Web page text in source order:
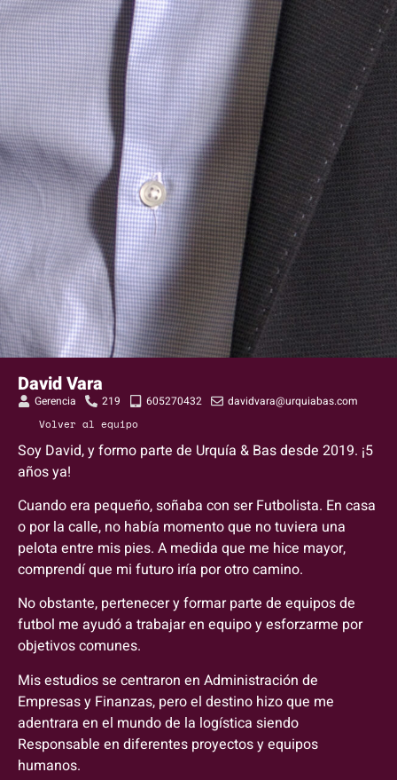
David Vara
Gerencia 219 605270432 davidvara@urquiabas.com
Volver al equipo
Soy David, y formo parte de Urquía & Bas desde 2019. ¡5
años ya!
Cuando era pequeño, soñaba con ser Futbolista. En casa
o por la calle, no había momento que no tuviera una
pelota entre mis pies. A medida que me hice mayor,
comprendí que mi futuro iría por otro camino.
No obstante, pertenecer y formar parte de equipos de
futbol me ayudó a trabajar en equipo y esforzarme por
objetivos comunes.
Mis estudios se centraron en Administración de
Empresas y Finanzas, pero el destino hizo que me
adentrara en el mundo de la logística siendo
Responsable en diferentes proyectos y equipos
humanos.